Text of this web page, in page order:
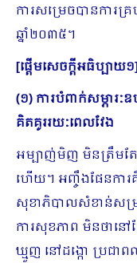
ការសម្រេចបានការ
ឆ្នាំ២០៣៥។
[ផ្ដើមសេចក្ដីអធិប្បាយ១
(១) ការបំពាក់សម្ភា
គិតគូររយៈពេលវែង
អម្បាញ់មិញ មិនត្រឹមត
ហើយ។ អញ្ចឹងផែនកា
សុខាភិបាលសំខាន់សម្រ
ការសុខភាព មិនថានៅ
ឃ្មួញ នៅដង្កោ ប្រជា